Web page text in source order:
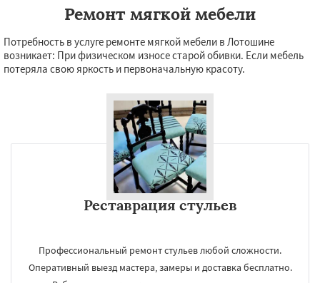
Ремонт мягкой мебели
Потребность в услуге ремонте мягкой мебели в Лотошине
возникает: При физическом износе старой обивки. Если мебель
потеряла свою яркость и первоначальную красоту.
Реставрация стульев
Профессиональный ремонт стульев любой сложности.
Оперативный выезд мастера, замеры и доставка бесплатно.